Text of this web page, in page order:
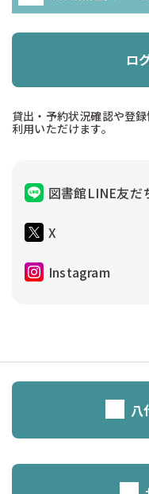
ロ
貸出・予約状況確認や登
利用いただけます。
図書館LINE友だ
X
Instagram
八